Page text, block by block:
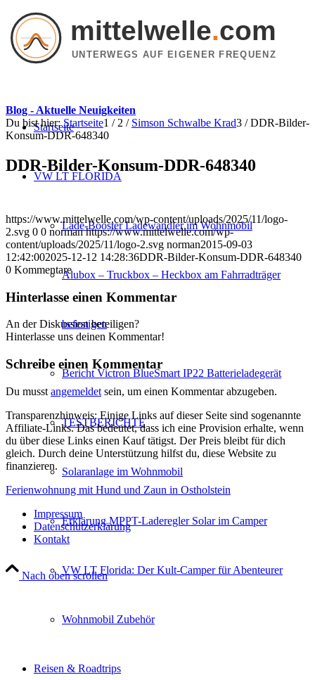
mittelwelle.com
UNTERWEGS AUF EIGENER FREQUENZ
Startseite
VW LT FLORIDA
Lade-Booster Ladewandler im Wohnmobil
Alubox – Truckbox – Heckbox am Fahrradträger
befestigen
Bericht Victron BlueSmart IP22 Batterieladegerät
TESTBERICHTE
Solaranlage im Wohnmobil
Erklärung MPPT-Laderegler Solar im Camper
VW LT Florida: Der Kult-Camper für Abenteurer
Wohnmobil Zubehör
Reisen & Roadtrips
Blog - Aktuelle Neuigkeiten
Du bist hier: Startseite1 / 2 / Simson Schwalbe Krad3 / DDR-Bilder-
Konsum-DDR-648340
DDR-Bilder-Konsum-DDR-648340
https://www.mittelwelle.com/wp-content/uploads/2025/11/logo-
2.svg 0 0 norman https://www.mittelwelle.com/wp-
content/uploads/2025/11/logo-2.svg norman2015-09-03
12:42:002025-12-12 14:28:36DDR-Bilder-Konsum-DDR-648340
0 Kommentare
Hinterlasse einen Kommentar
An der Diskussion beteiligen?
Hinterlasse uns deinen Kommentar!
Schreibe einen Kommentar
Du musst angemeldet sein, um einen Kommentar abzugeben.
Transparenzhinweis: Einige Links auf dieser Seite sind sogenannte
Affiliate-Links. Das bedeutet, dass ich eine Provision erhalte, wenn
du über diese Links einen Kauf tätigst. Der Preis bleibt für dich
gleich. Durch deine Unterstützung hilfst du, diese Website zu
finanzieren.
Ferienwohnung mit Hund und Zaun in Ostholstein
Impressum
Datenschutzerklärung
Kontakt
Nach oben scrollen